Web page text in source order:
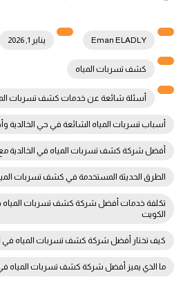
Eman ELADLY يناير 1, 2026
كشف تسربات المياه
أسئلة شائعة عن خدمات كشف تسربات
أسباب تسربات المياه الشائعة في حي الخالدية
أفضل شركة كشف تسربات المياه في الخالدية
الطرق الحديثة المستخدمة في كشف تسربات
الكويت
كيف تختار أفضل شركة كشف تسربات المياه في
ما الذي يميز أفضل شركة كشف تسربات المياه